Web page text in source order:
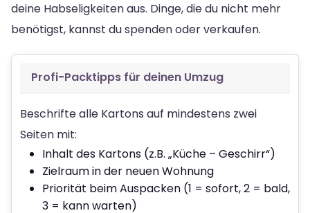
deine Habseligkeiten aus. Dinge, die du nicht mehr
benötigst, kannst du spenden oder verkaufen.
Profi-Packtipps für deinen Umzug
Beschrifte alle Kartons auf mindestens zwei
Seiten mit:
Inhalt des Kartons (z.B. „Küche – Geschirr“)
Zielraum in der neuen Wohnung
Priorität beim Auspacken (1 = sofort, 2 = bald,
3 = kann warten)